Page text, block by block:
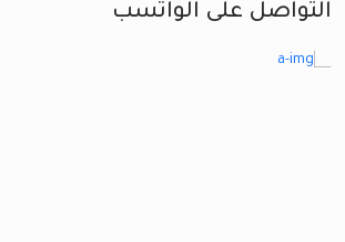
التواصل على الواتسب